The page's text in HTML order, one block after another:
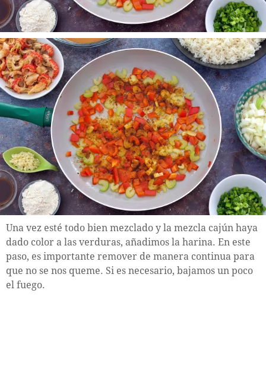
Una vez esté todo bien mezclado y la mezcla cajún haya
dado color a las verduras, añadimos la harina. En este
paso, es importante remover de manera continua para
que no se nos queme. Si es necesario, bajamos un poco
el fuego.